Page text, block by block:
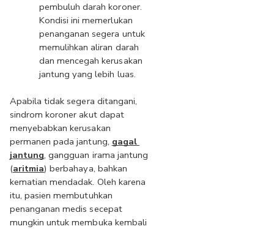
pembuluh darah koroner.
Kondisi ini memerlukan
penanganan segera untuk
memulihkan aliran darah
dan mencegah kerusakan
jantung yang lebih luas.
Apabila tidak segera ditangani,
sindrom koroner akut dapat
menyebabkan kerusakan
permanen pada jantung, gagal
jantung, gangguan irama jantung
(aritmia) berbahaya, bahkan
kematian mendadak. Oleh karena
itu, pasien membutuhkan
penanganan medis secepat
mungkin untuk membuka kembali